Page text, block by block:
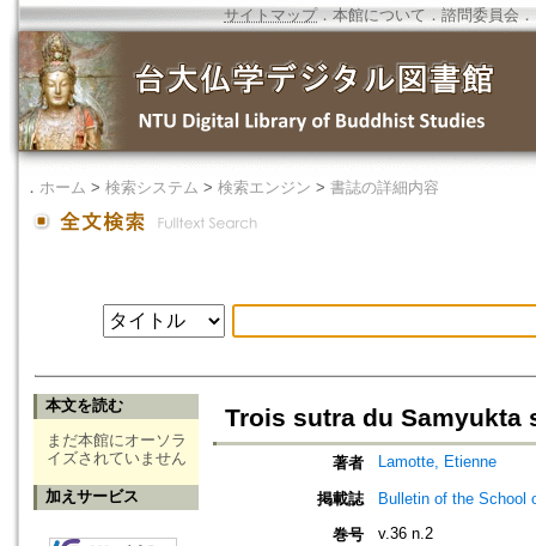
サイトマップ．本館について ． 諮問委員会 ．
． ホーム > 検索システム > 検索エンジン > 書誌の詳細内容
本文を読む
まだ本館にオーソラ
イズされていません
加えサービス
Trois sutra du Samyukta
著者 Lamotte, Etienne
掲載誌
Bulletin of the School
巻号
v.36 n.2